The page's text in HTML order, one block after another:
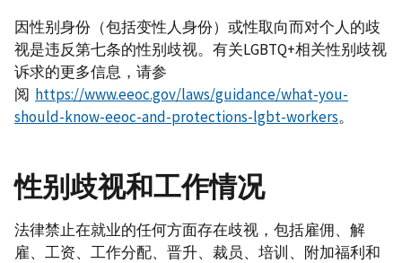
因性别身份（包括变性人身份）或性取向而对个人的歧
视是违反第七条的性别歧视。有关LGBTQ+相关性别歧视
诉求的更多信息，请参
阅 https://www.eeoc.gov/laws/guidance/what-you-
should-know-eeoc-and-protections-lgbt-workers。
性别歧视和工作情况
法律禁止在就业的任何方面存在歧视，包括雇佣、解
雇、工资、工作分配、晋升、裁员、培训、附加福利和